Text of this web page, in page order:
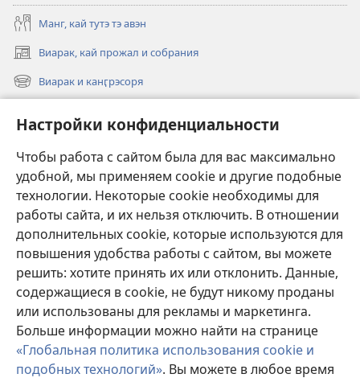
Настройки конфиденциальности
Чтобы работа с сайтом была для вас максимально
удобной, мы применяем cookie и другие подобные
технологии. Некоторые cookie необходимы для
работы сайта, и их нельзя отключить. В отношении
дополнительных cookie, которые используются для
повышения удобства работы с сайтом, вы можете
решить: хотите принять их или отклонить. Данные,
содержащиеся в cookie, не будут никому проданы
или использованы для рекламы и маркетинга.
Больше информации можно найти на странице
«Глобальная политика использования cookie и
подобных технологий». Вы можете в любое время
Манг, кай тутэ тэ авэн
Виарак, кай прожал и собрания
(открывается
в
новом
Виарак и канӷрэсоря
(открывается
в
новом
окне) Видео
Родэ
Тэ шос ловэ
(открывается
в
новом
окне)
ОНЛАЙН-БИБЛИАТЕКА Сторожэво башня
(открывается
в
новом
окне)
JW Hub
(открывается
в
новом
окне)
Copyright© 2026 Watch Tower Bible and Tract Society of Pennsylvania.